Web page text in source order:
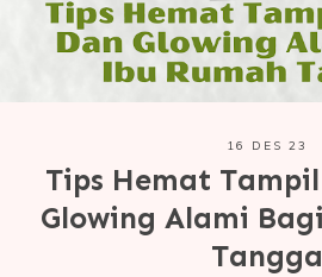
16 DES 23
Tips Hemat
Glowing Alami
Tangga